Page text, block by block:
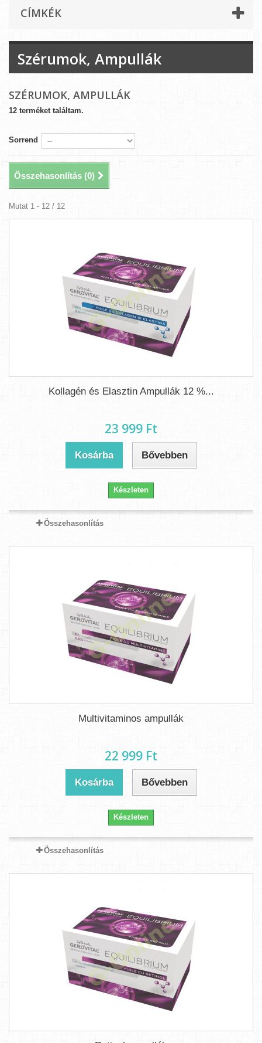
CÍMKÉK
Szérumok, Ampullák
SZÉRUMOK, AMPULLÁK
12 terméket találtam.
Sorrend
Összehasonlítás (0)
Mutat 1 - 12 / 12
Kollagén és Elasztin Ampullák 12 %...
23 999 Ft‎
Kosárba Bővebben
Készleten
Összehasonlítás
Multivitaminos ampullák
22 999 Ft‎
Kosárba Bővebben
Készleten
Összehasonlítás